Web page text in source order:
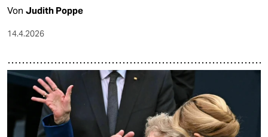
Von Judith Poppe
14.4.2026